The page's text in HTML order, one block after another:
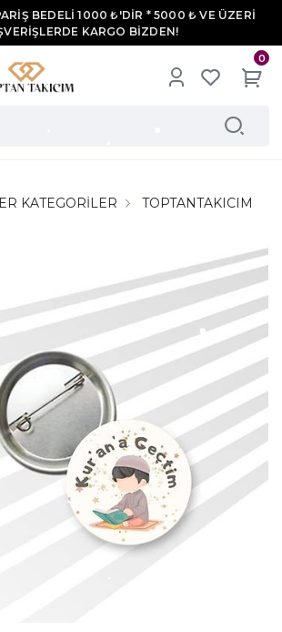
BEDELİ 1000 ₺'DİR * 5000 ₺ VE ÜZERİ
KARGO BİZDEN!
0
KATEGORİLER TOPTANTAKICIM